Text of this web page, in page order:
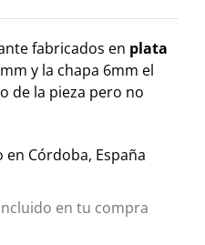
fabricados en plata
y la chapa 6mm el
de la pieza pero no
Córdoba, España
en tu compra